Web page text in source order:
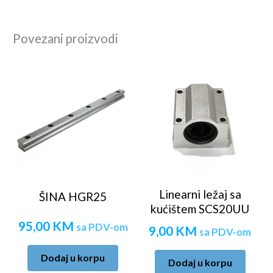
Povezani proizvodi
ŠINA HGR25
95,00 KM sa PDV-om
Dodaj u korpu
Linearni ležaj sa
kućištem SCS20UU
9,00 KM sa PDV-om
Dodaj u korpu